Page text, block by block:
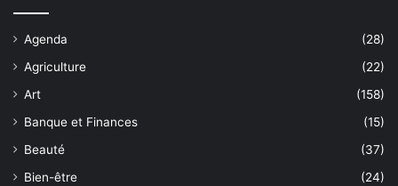
Agenda
(28)
Agriculture
(22)
Art
(158)
Banque et Finances
(15)
Beauté
(37)
Bien-être
(24)